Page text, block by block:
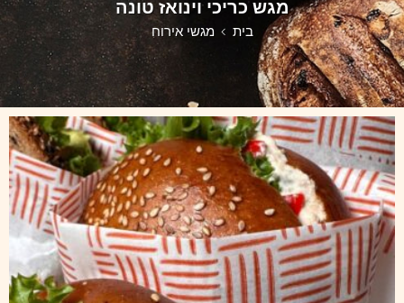
מגש כריכי וינואז טונה
בית מגשי אירוח